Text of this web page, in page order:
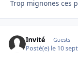
Trop mignones ces
Invité Guests
Posté(e) le 10